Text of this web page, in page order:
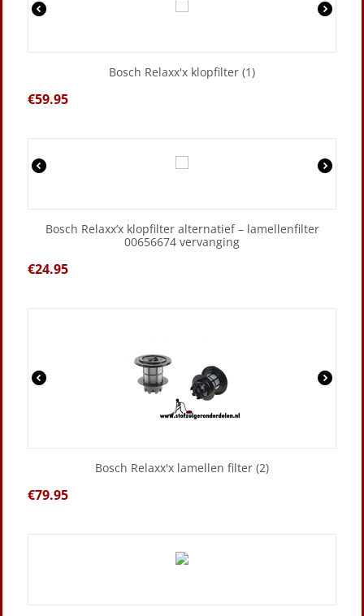
Bosch Relaxx'x klopfilter (1)
€59.95
Bosch Relaxx’x klopfilter alternatief – lamellenfilter
00656674 vervanging
€24.95
Bosch Relaxx'x lamellen filter (2)
€79.95